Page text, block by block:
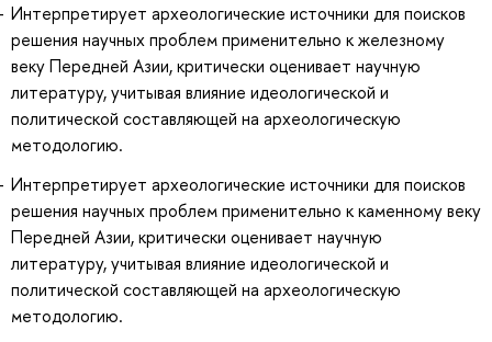
Интерпретирует археологические источники для поисков
решения научных проблем применительно к железному
веку Передней Азии, критически оценивает научную
литературу, учитывая влияние идеологической и
политической составляющей на археологическую
методологию.
Интерпретирует археологические источники для поисков
решения научных проблем применительно к каменному веку
Передней Азии, критически оценивает научную
литературу, учитывая влияние идеологической и
политической составляющей на археологическую
методологию.